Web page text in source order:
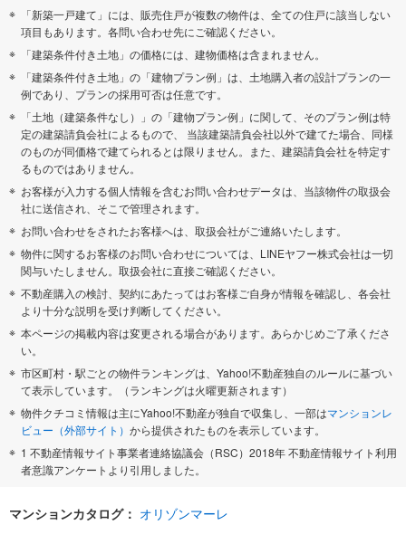
「新築一戸建て」には、販売住戸が複数の物件は、全ての住戸に該当しない
項目もあります。各問い合わせ先にご確認ください。
「建築条件付き土地」の価格には、建物価格は含まれません。
「建築条件付き土地」の「建物プラン例」は、土地購入者の設計プランの一
例であり、プランの採用可否は任意です。
「土地（建築条件なし）」の「建物プラン例」に関して、そのプラン例は特
定の建築請負会社によるもので、 当該建築請負会社以外で建てた場合、同様
のものが同価格で建てられるとは限りません。また、建築請負会社を特定す
るものではありません。
お客様が入力する個人情報を含むお問い合わせデータは、当該物件の取扱会
社に送信され、そこで管理されます。
お問い合わせをされたお客様へは、取扱会社がご連絡いたします。
物件に関するお客様のお問い合わせについては、LINEヤフー株式会社は一切
関与いたしません。取扱会社に直接ご確認ください。
不動産購入の検討、契約にあたってはお客様ご自身が情報を確認し、各会社
より十分な説明を受け判断してください。
本ページの掲載内容は変更される場合があります。あらかじめご了承くださ
い。
市区町村・駅ごとの物件ランキングは、Yahoo!不動産独自のルールに基づい
て表示しています。（ランキングは火曜更新されます）
物件クチコミ情報は主にYahoo!不動産が独自で収集し、一部はマンションレ
ビュー（外部サイト） から提供されたものを表示しています。
1 不動産情報サイト事業者連絡協議会（RSC）2018年 不動産情報サイト利用
者意識アンケートより引用しました。
マンションカタログ： オリゾンマーレ